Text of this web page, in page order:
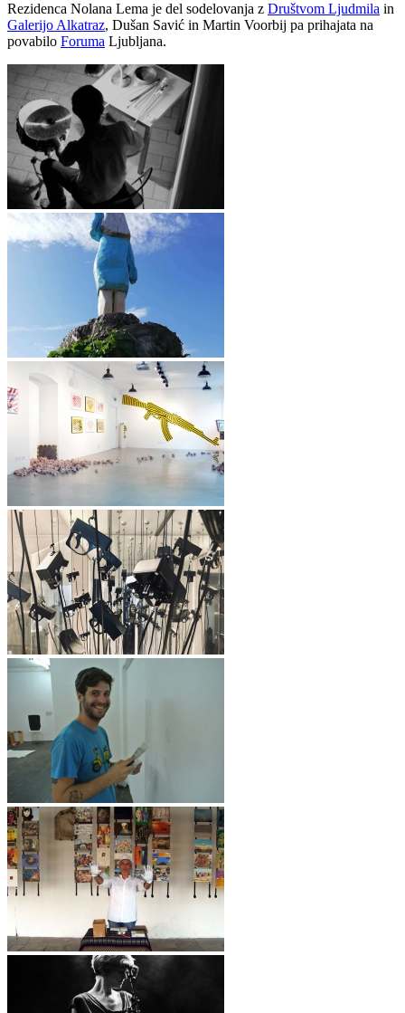
Rezidenca Nolana Lema je del sodelovanja z Društvom Ljudmila in
Galerijo Alkatraz, Dušan Savić in Martin Voorbij pa prihajata na
povabilo Foruma Ljubljana.